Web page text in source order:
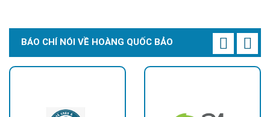
BÁO CHÍ NÓI VỀ HOÀNG QUỐC BẢO